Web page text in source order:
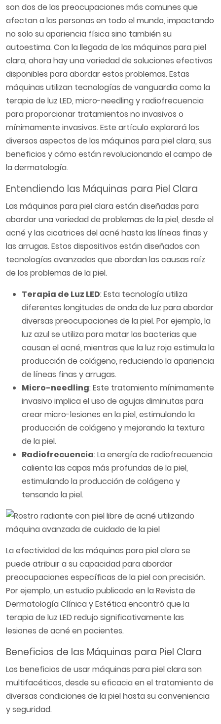
son dos de las preocupaciones más comunes que
afectan a las personas en todo el mundo, impactando
no solo su apariencia física sino también su
autoestima. Con la llegada de las máquinas para piel
clara, ahora hay una variedad de soluciones efectivas
disponibles para abordar estos problemas. Estas
máquinas utilizan tecnologías de vanguardia como la
terapia de luz LED, micro-needling y radiofrecuencia
para proporcionar tratamientos no invasivos o
mínimamente invasivos. Este artículo explorará los
diversos aspectos de las máquinas para piel clara, sus
beneficios y cómo están revolucionando el campo de
la dermatología.
Entendiendo las Máquinas para Piel Clara
Las máquinas para piel clara están diseñadas para
abordar una variedad de problemas de la piel, desde el
acné y las cicatrices del acné hasta las líneas finas y
las arrugas. Estos dispositivos están diseñados con
tecnologías avanzadas que abordan las causas raíz
de los problemas de la piel.
Terapia de Luz LED: Esta tecnología utiliza
diferentes longitudes de onda de luz para abordar
diversas preocupaciones de la piel. Por ejemplo, la
luz azul se utiliza para matar las bacterias que
causan el acné, mientras que la luz roja estimula la
producción de colágeno, reduciendo la apariencia
de líneas finas y arrugas.
Micro-needling: Este tratamiento mínimamente
invasivo implica el uso de agujas diminutas para
crear micro-lesiones en la piel, estimulando la
producción de colágeno y mejorando la textura
de la piel.
Radiofrecuencia: La energía de radiofrecuencia
calienta las capas más profundas de la piel,
estimulando la producción de colágeno y
tensando la piel.
La efectividad de las máquinas para piel clara se
puede atribuir a su capacidad para abordar
preocupaciones específicas de la piel con precisión.
Por ejemplo, un estudio publicado en la Revista de
Dermatología Clínica y Estética encontró que la
terapia de luz LED redujo significativamente las
lesiones de acné en pacientes.
Beneficios de las Máquinas para Piel Clara
Los beneficios de usar máquinas para piel clara son
multifacéticos, desde su eficacia en el tratamiento de
diversas condiciones de la piel hasta su conveniencia
y seguridad.